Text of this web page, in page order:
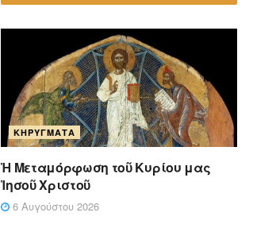
ΚΗΡΎΓΜΑΤΑ
Ἡ Μεταμόρφωση τοῦ Κυρίου μας
Ἰησοῦ Χριστοῦ
6 Αυγούστου 2026